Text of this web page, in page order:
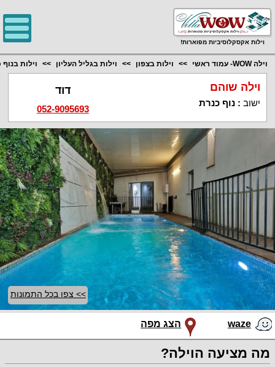
וילות אקסקלוסיביות מפוארות!
וילה WOW- עמוד ראשי וילות בצפון וילות בגליל העליון וילות
וילה שוהם
ישוב :נוף כנרת
דוד
052-9095693
>> צפו בכל התמונות
waze הצג מפה
מה מציעה הוילה?